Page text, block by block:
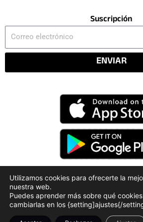
Suscripción
ENVIAR
Código Deontológico
Políticas de
Utilizamos cookies para ofrecerte la
nuestra web.
Puedes aprender más sobre qué
cambiarlas en los {setting]ajustes{/